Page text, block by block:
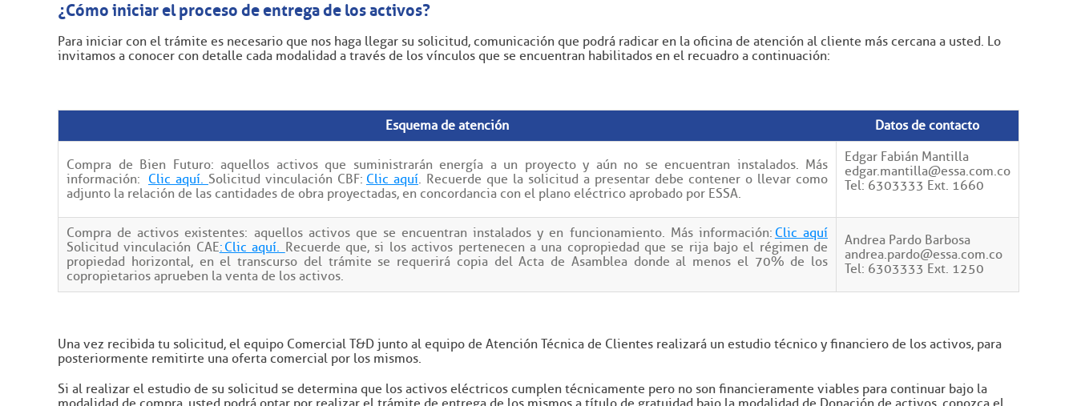
¿Cómo iniciar el proceso de entrega de los activos?
Para iniciar con el trámite es necesario que nos haga llegar su solicitud, comunicación que podrá radicar en la oficina de atención al cliente más cercana a usted. Lo
invitamos a conocer con detalle cada modalidad a través de los vínculos que se encuentran habilitados en el recuadro a continuación:
Esquema de atención Datos de contacto
Compra de Bien Futuro: aquellos activos que suministrarán energía a un proyecto y aún no se encuentran instalados. Más
información: Clic aquí. Solicitud vinculación CBF: Clic aquí. Recuerde que la solicitud a presentar debe contener o llevar como
adjunto la relación de las cantidades de obra proyectadas, en concordancia con el plano eléctrico aprobado por ESSA.
Edgar Fabián Mantilla
edgar.mantilla@essa.com.co
Tel: 6303333 Ext. 1660
Compra de activos existentes: aquellos activos que se encuentran instalados y en funcionamiento. Más información: Clic aquí
Solicitud vinculación CAE: Clic aquí. Recuerde que, si los activos pertenecen a una copropiedad que se rija bajo el régimen de
propiedad horizontal, en el transcurso del trámite se requerirá copia del Acta de Asamblea donde al menos el 70% de los
copropietarios aprueben la venta de los activos.
Andrea Pardo Barbosa
andrea.pardo@essa.com.co
Tel: 6303333 Ext. 1250
Una vez recibida tu solicitud, el equipo Comercial T&D junto al equipo de Atención Técnica de Clientes realizará un estudio técnico y financiero de los activos, para
posteriormente remitirte una oferta comercial por los mismos.
Si al realizar el estudio de su solicitud se determina que los activos eléctricos cumplen técnicamente pero no son financieramente viables para continuar bajo la